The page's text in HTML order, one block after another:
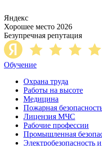
Яндекс
Хорошее место 2026
Безупречная репутация
Обучение
Охрана труда
Работы на высоте
Медицина
Пожарная
Лицензия МЧС
Рабочие профессии
Промышленная
Электробезопасность